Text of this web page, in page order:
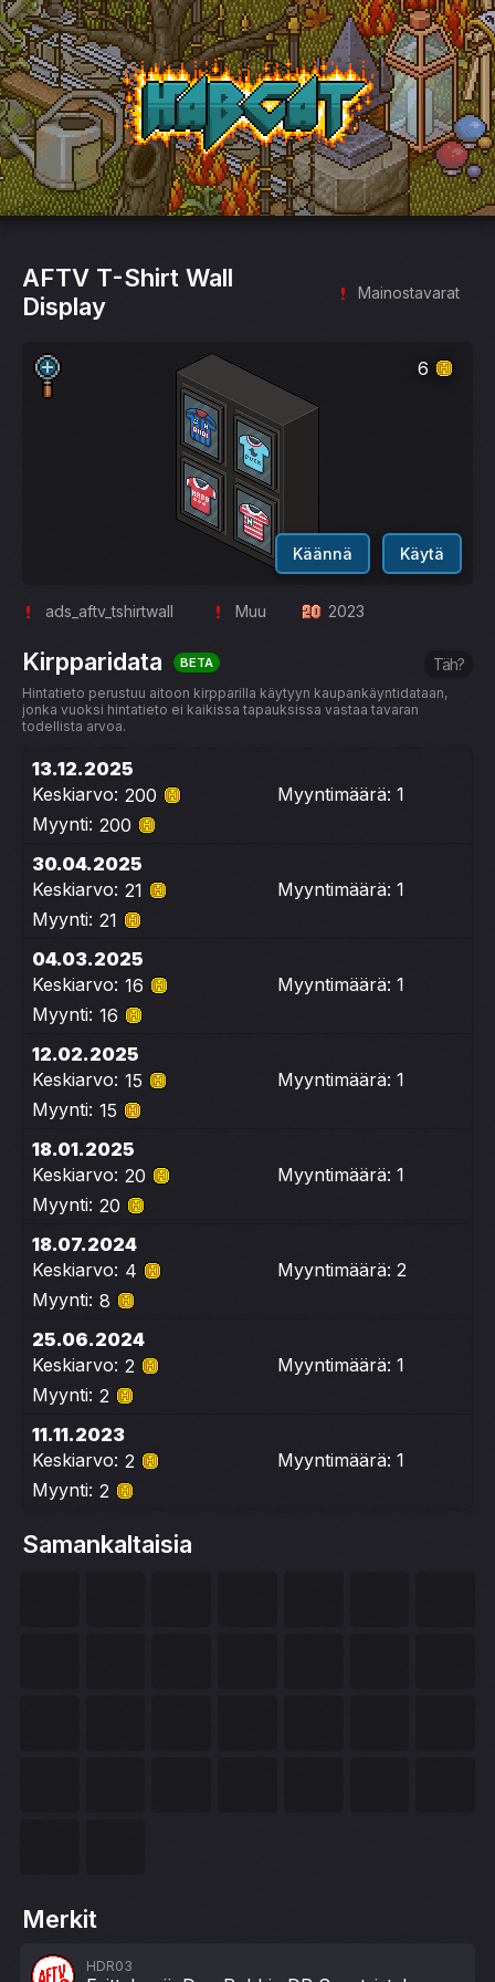
HabCat
AFTV T-Shirt Wall
Display
Mainostavarat
6
Käännä Käytä
ads_aftv_tshirtwall Muu 2023
Kirpparidata BETA Täh?
Hintatieto perustuu aitoon kirpparilla käytyyn kaupankäyntidataan,
jonka vuoksi hintatieto ei kaikissa tapauksissa vastaa tavaran
todellista arvoa.
13.12.2025
Keskiarvo: 200
Myyntimäärä: 1
Myynti: 200
30.04.2025
Keskiarvo: 21
Myyntimäärä: 1
Myynti: 21
04.03.2025
Keskiarvo: 16
Myyntimäärä: 1
Myynti: 16
12.02.2025
Keskiarvo: 15
Myyntimäärä: 1
Myynti: 15
18.01.2025
Keskiarvo: 20
Myyntimäärä: 1
Myynti: 20
18.07.2024
Keskiarvo: 4
Myyntimäärä: 2
Myynti: 8
25.06.2024
Keskiarvo: 2
Myyntimäärä: 1
Myynti: 2
11.11.2023
Keskiarvo: 2
Myyntimäärä: 1
Myynti: 2
Samankaltaisia
Merkit
HDR03